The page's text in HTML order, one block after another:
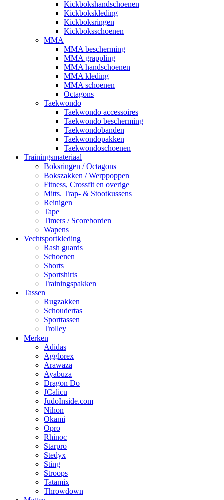
Kickbokshandschoenen
Kickbokskleding
Kickboksringen
Kickboksschoenen
MMA
MMA bescherming
MMA grappling
MMA handschoenen
MMA kleding
MMA schoenen
Octagons
Taekwondo
Taekwondo accessoires
Taekwondo bescherming
Taekwondobanden
Taekwondopakken
Taekwondoschoenen
Trainingsmateriaal
Boksringen / Octagons
Bokszakken / Werppoppen
Fitness, Crossfit en overige
Mitts. Trap- & Stootkussens
Reinigen
Tape
Timers / Scoreborden
Wapens
Vechtsportkleding
Rash guards
Schoenen
Shorts
Sportshirts
Trainingspakken
Tassen
Rugzakken
Schoudertas
Sporttassen
Trolley
Merken
Adidas
Agglorex
Arawaza
Ayabuza
Dragon Do
JCalicu
JudoInside.com
Nihon
Okami
Opro
Rhinoc
Starpro
Stedyx
Sting
Stroops
Tatamix
Throwdown